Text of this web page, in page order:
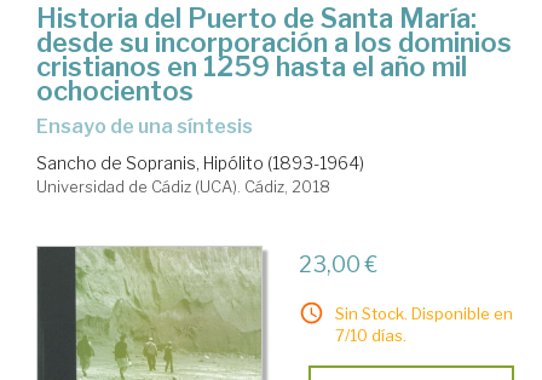
Historia del Puerto de Santa María:
desde su incorporación a los dominios
cristianos en 1259 hasta el año mil
ochocientos
Ensayo de una síntesis
Sancho de Sopranis, Hipólito (1893-1964)
Universidad de Cádiz (UCA). Cádiz, 2018
23,00 €
Sin Stock. Disponible en
7/10 días.